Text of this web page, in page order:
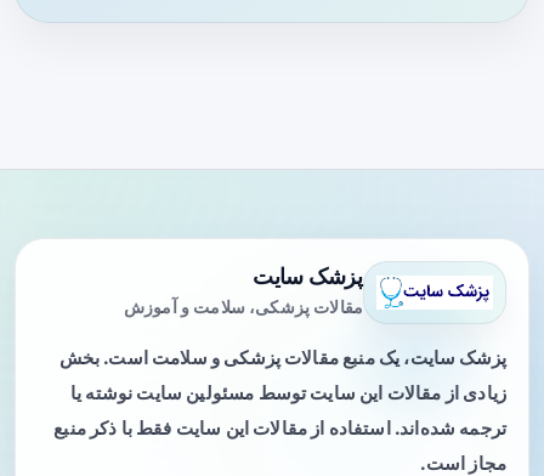
پزشک سایت
مقالات پزشکی، سلامت و آموزش
پزشک سایت، یک منبع مقالات پزشکی و سلامت است. بخش
زیادی از مقالات این سایت توسط مسئولین سایت نوشته یا
ترجمه شده‌اند. استفاده از مقالات این سایت فقط با ذکر منبع
مجاز است.